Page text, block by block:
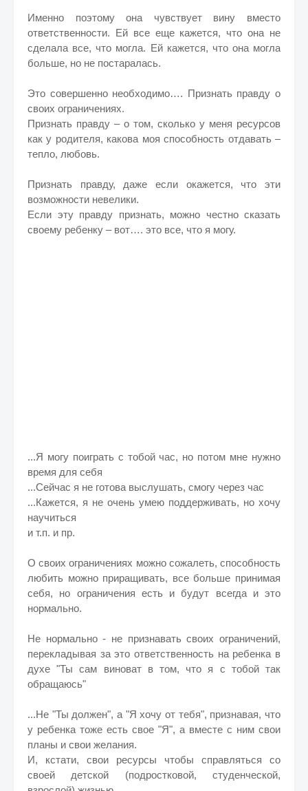
Именно поэтому она чувствует вину вместо
ответственности. Ей все еще кажется, что она не
сделала все, что могла. Ей кажется, что она могла
больше, но не постаралась.
Это совершенно необходимо…. Признать правду о
своих ограничениях.
Признать правду – о том, сколько у меня ресурсов
как у родителя, какова моя способность отдавать –
тепло, любовь.
Признать правду, даже если окажется, что эти
возможности невелики.
Если эту правду признать, можно честно сказать
своему ребенку – вот…. это все, что я могу.
...Я могу поиграть с тобой час, но потом мне нужно
время для себя
...Сейчас я не готова выслушать, смогу через час
...Кажется, я не очень умею поддерживать, но хочу
научиться
и т.п. и пр.
О своих ограничениях можно сожалеть, способность
любить можно приращивать, все больше принимая
себя, но ограничения есть и будут всегда и это
нормально.
Не нормально - не признавать своих ограничений,
перекладывая за это ответственность на ребенка в
духе "Ты сам виноват в том, что я с тобой так
обращаюсь"
...Не "Ты должен", а "Я хочу от тебя", признавая, что
у ребенка тоже есть свое "Я", а вместе с ним свои
планы и свои желания.
И, кстати, свои ресурсы чтобы справляться со
своей детской (подростковой, студенческой,